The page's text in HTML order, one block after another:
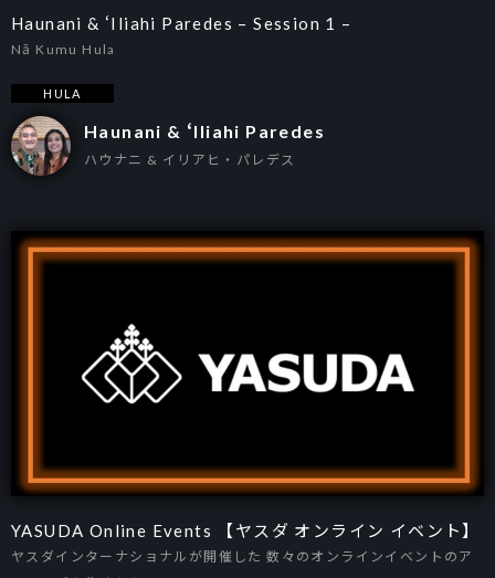
Haunani & ʻIliahi Paredes – Session 1 –
Nā Kumu Hula
HULA
Haunani & ʻIliahi Paredes
ハウナニ & イリアヒ・パレデス
YASUDA Online Events 【ヤスダ オンライン イベント】
ヤスダインターナショナルが開催した 数々のオンラインイベントのア